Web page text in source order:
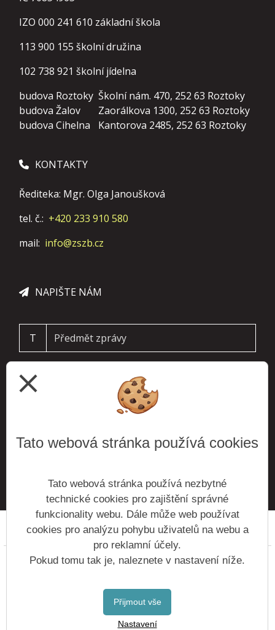
IZO 000 241 610 základní škola
113 900 155 školní družina
102 738 921 školní jídelna
budova Roztoky Školní nám. 470, 252 63 Roztoky
budova Žalov
Zaorálkova 1300, 252 63 Roztoky
budova Cihelna
Kantorova 2485, 252 63 Roztoky
KONTAKTY
Řediteka: Mgr. Olga Janoušková
tel. č.: +420 233 910 580
mail: info@zszb.cz
NAPIŠTE NÁM
T
ODESLAT
Prohlášení o přístupnosti Mapa webu Cookies
Copyright © 2016 - 2026 Základní škola Roztoky &
Postaveno ve službě
VlastníŠkolníWeb.cz
| Na redakčním
close
Tato webová stránka používá cookies
Tato webová stránka používá nezbytné
technické cookies pro zajištění správné
funkcionality webu. Dále může web používat
cookies pro analýzu pohybu uživatelů na webu a
pro reklamní účely.
Pokud tomu tak je, naleznete v nastavení níže.
Přijmout vše
Nastavení